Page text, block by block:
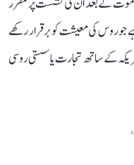
ہے جو روس کی معیشت کو برقرار رکھے
کے ساتھ تجارت یا سستی روسی